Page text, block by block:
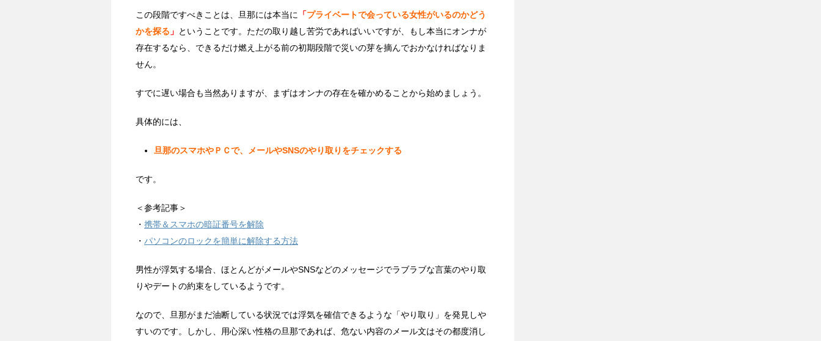
この段階ですべきことは、旦那には本当に 「プライベートで会っている女性がいるのかどう
かを探る 」 ということです。ただの取り越し苦労であればいいですが、もし本当にオンナが
存在するなら、できるだけ燃え上がる前の初期段階で災いの芽を摘んでおかなければなりま
せん。
すでに遅い場合も当然ありますが、まずはオンナの存在を確かめることから始めましょう。
具体的には、
旦那のスマホやＰＣで、メールやSNSのやり取りをチェックする
です。
＜参考記事＞
・ 携帯＆スマホの暗証番号を解除
・ パソコンのロックを簡単に解除する方法
男性が浮気する場合、ほとんどがメールやSNSなどのメッセージでラブラブな言葉のやり取
りやデートの約束をしているようです。
なので、旦那がまだ油断している状況では浮気を確信できるような「やり取り」を発見しや
すいのです。しかし、用心深い性格の旦那であれば、危ない内容のメール文はその都度消し